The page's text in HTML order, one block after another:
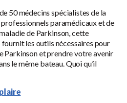
50 médecins spécialistes de la
paramédicaux et de
de Parkinson, cette
les outils nécessaires pour
Parkinson et prendre votre avenir
le même bateau. Quoi qu’il